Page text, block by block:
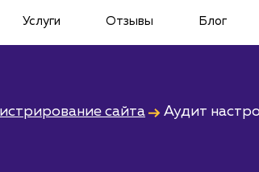
Услуги Отзывы Блог
сайта Аудит